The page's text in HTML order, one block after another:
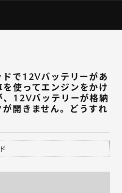
ドで12Vバッテリーがあ
使ってエンジンをかけ
、12Vバッテリーが格納
開きません。どうすれ